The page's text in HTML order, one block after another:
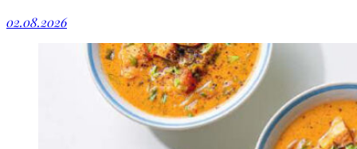
02.08.2026